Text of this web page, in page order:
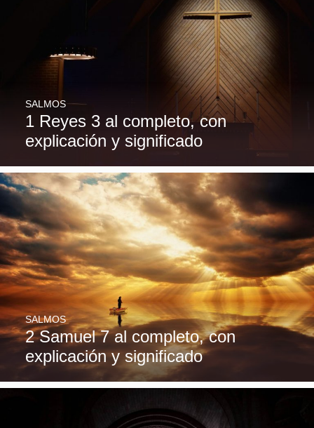
1 Reyes 3 al completo, con
explicación y significado
SALMOS
2 Samuel 7 al completo, con
explicación y significado
SALMOS